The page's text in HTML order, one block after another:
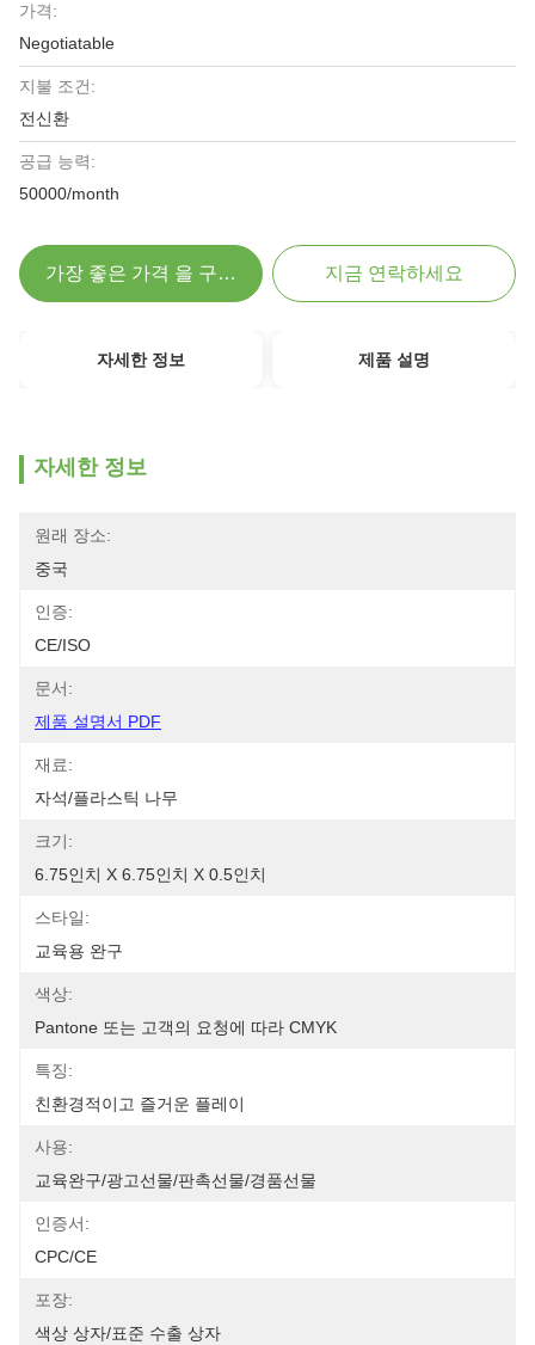
가격:
Negotiatable
지불 조건:
전신환
공급 능력:
50000/month
가장 좋은 가격 을 구하라 지금 연락하세요
자세한 정보 제품 설명
자세한 정보
원래 장소:
중국
인증:
CE/ISO
문서:
제품 설명서 PDF
재료:
자석/플라스틱 나무
크기:
6.75인치 X 6.75인치 X 0.5인치
스타일:
교육용 완구
색상:
Pantone 또는 고객의 요청에 따라 CMYK
특징:
친환경적이고 즐거운 플레이
사용:
교육완구/광고선물/판촉선물/경품선물
인증서:
CPC/CE
포장:
색상 상자/표준 수출 상자